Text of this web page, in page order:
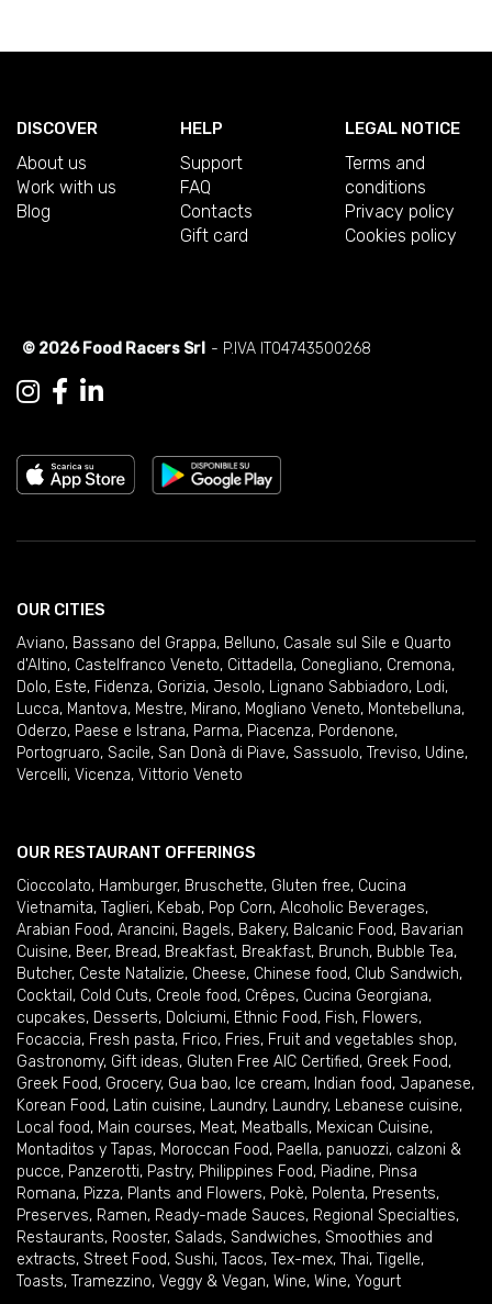
DISCOVER
About us
Work with us
Blog
HELP
Support
FAQ
Contacts
Gift card
LEGAL NOTICE
Terms and
conditions
Privacy policy
Cookies policy
© 2026 Food Racers Srl - P.IVA IT04743500268
OUR CITIES
Aviano, Bassano del Grappa, Belluno, Casale sul Sile e Quarto
d'Altino, Castelfranco Veneto, Cittadella, Conegliano, Cremona,
Dolo, Este, Fidenza, Gorizia, Jesolo, Lignano Sabbiadoro, Lodi,
Lucca, Mantova, Mestre, Mirano, Mogliano Veneto, Montebelluna,
Oderzo, Paese e Istrana, Parma, Piacenza, Pordenone,
Portogruaro, Sacile, San Donà di Piave, Sassuolo, Treviso, Udine,
Vercelli, Vicenza, Vittorio Veneto
OUR RESTAURANT OFFERINGS
Cioccolato, Hamburger, Bruschette, Gluten free, Cucina
Vietnamita, Taglieri, Kebab, Pop Corn, Alcoholic Beverages,
Arabian Food, Arancini, Bagels, Bakery, Balcanic Food, Bavarian
Cuisine, Beer, Bread, Breakfast, Breakfast, Brunch, Bubble Tea,
Butcher, Ceste Natalizie, Cheese, Chinese food, Club Sandwich,
Cocktail , Cold Cuts, Creole food, Crêpes, Cucina Georgiana,
cupcakes, Desserts, Dolciumi, Ethnic Food, Fish, Flowers,
Focaccia, Fresh pasta, Frico, Fries, Fruit and vegetables shop,
Gastronomy, Gift ideas, Gluten Free AIC Certified, Greek Food,
Greek Food, Grocery, Gua bao, Ice cream, Indian food, Japanese,
Korean Food, Latin cuisine, Laundry, Laundry, Lebanese cuisine,
Local food, Main courses, Meat, Meatballs, Mexican Cuisine,
Montaditos y Tapas, Moroccan Food, Paella, panuozzi, calzoni &
pucce, Panzerotti, Pastry, Philippines Food, Piadine, Pinsa
Romana, Pizza, Plants and Flowers, Pokè, Polenta, Presents,
Preserves, Ramen, Ready-made Sauces, Regional Specialties,
Restaurants, Rooster, Salads, Sandwiches, Smoothies and
extracts, Street Food, Sushi, Tacos, Tex-mex, Thai, Tigelle,
Toasts, Tramezzino, Veggy & Vegan, Wine, Wine, Yogurt